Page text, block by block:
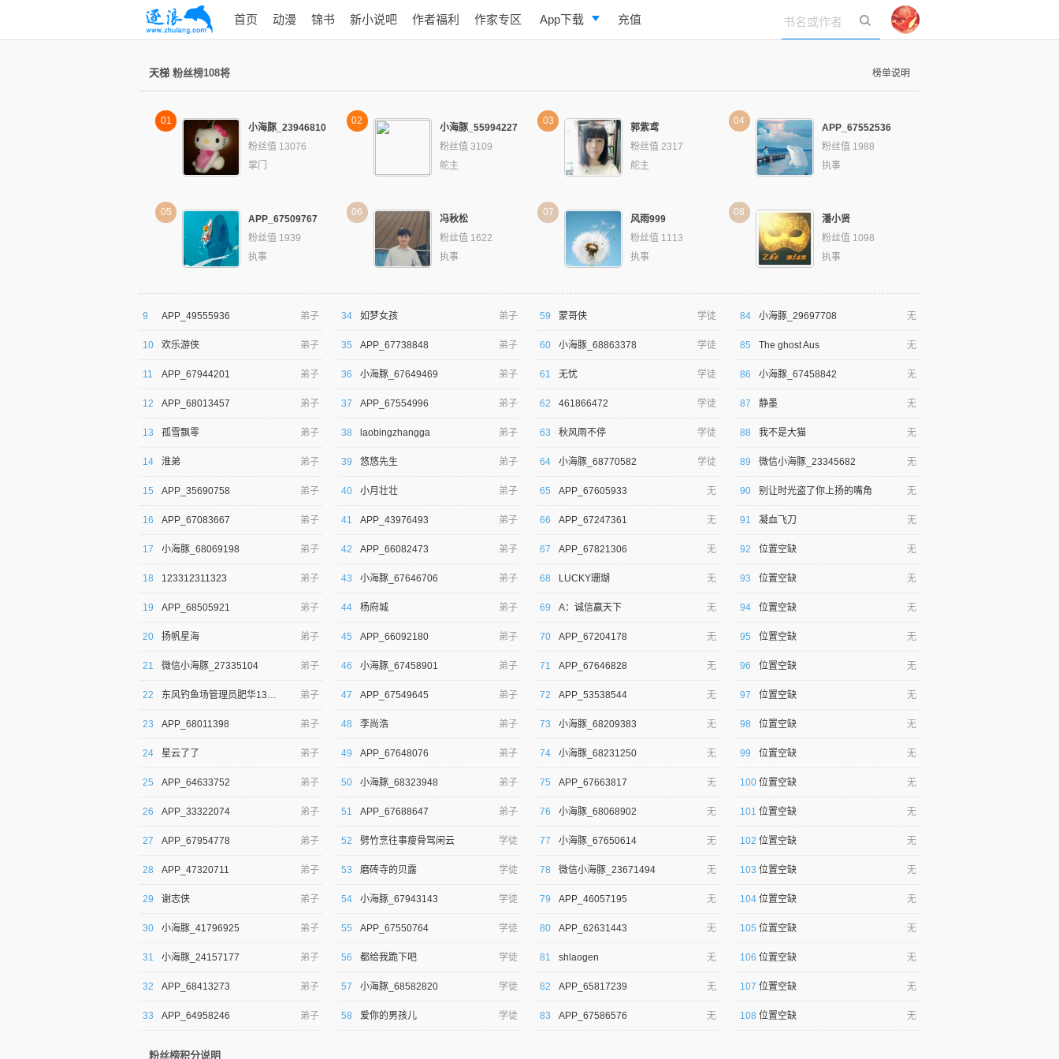
首页 动漫 锦书 新小说吧 作者福利 作家专区 App下载 充值
天梯 粉丝榜108将 榜单说明
01
小海豚_23946810
粉丝值 13076
掌门
02
小海豚_55994227
粉丝值 3109
舵主
03
郭紫鸢
粉丝值 2317
舵主
04
APP_67552536
粉丝值 1988
执事
05
APP_67509767
粉丝值 1939
执事
06
冯秋松
粉丝值 1622
执事
07
风雨999
粉丝值 1113
执事
08
潘小贤
粉丝值 1098
执事
9 APP_49555936 弟子
10 欢乐游侠 弟子
11 APP_67944201 弟子
12 APP_68013457 弟子
13 孤雪飘零 弟子
14 淮弟 弟子
15 APP_35690758 弟子
16 APP_67083667 弟子
17 小海豚_68069198 弟子
18 123312311323 弟子
19 APP_68505921 弟子
20 扬帆星海 弟子
21 微信小海豚_27335104 弟子
22 东风钓鱼场管理员肥华13826737779 弟子
23 APP_68011398 弟子
24 星云了了 弟子
25 APP_64633752 弟子
26 APP_33322074 弟子
27 APP_67954778 弟子
28 APP_47320711 弟子
29 谢志侠 弟子
30 小海豚_41796925 弟子
31 小海豚_24157177 弟子
32 APP_68413273 弟子
33 APP_64958246 弟子
34 如梦女孩 弟子
35 APP_67738848 弟子
36 小海豚_67649469 弟子
37 APP_67554996 弟子
38 laobingzhangga 弟子
39 悠悠先生 弟子
40 小月壮壮 弟子
41 APP_43976493 弟子
42 APP_66082473 弟子
43 小海豚_67646706 弟子
44 杨府城 弟子
45 APP_66092180 弟子
46 小海豚_67458901 弟子
47 APP_67549645 弟子
48 李尚浩 弟子
49 APP_67648076 弟子
50 小海豚_68323948 弟子
51 APP_67688647 弟子
52 劈竹烹往事瘦骨驾闲云 学徒
53 磨砖寺的贝露 学徒
54 小海豚_67943143 学徒
55 APP_67550764 学徒
56 都给我跪下吧 学徒
57 小海豚_68582820 学徒
58 爱你的男孩儿 学徒
59 蒙哥侠 学徒
60 小海豚_68863378 学徒
61 无忧 学徒
62 461866472 学徒
63 秋风雨不停 学徒
64 小海豚_68770582 学徒
65 APP_67605933 无
66 APP_67247361 无
67 APP_67821306 无
68 LUCKY珊瑚 无
69 A：诚信赢天下 无
70 APP_67204178 无
71 APP_67646828 无
72 APP_53538544 无
73 小海豚_68209383 无
74 小海豚_68231250 无
75 APP_67663817 无
76 小海豚_68068902 无
77 小海豚_67650614 无
78 微信小海豚_23671494 无
79 APP_46057195 无
80 APP_62631443 无
81 shlaogen 无
82 APP_65817239 无
83 APP_67586576 无
84 小海豚_29697708 无
85 The ghost Aus 无
86 小海豚_67458842 无
87 静墨 无
88 我不是大猫 无
89 微信小海豚_23345682 无
90 别让时光盗了你上扬的嘴角 无
91 凝血飞刀 无
92 位置空缺 无
93 位置空缺 无
94 位置空缺 无
95 位置空缺 无
96 位置空缺 无
97 位置空缺 无
98 位置空缺 无
99 位置空缺 无
100 位置空缺 无
101 位置空缺 无
102 位置空缺 无
103 位置空缺 无
104 位置空缺 无
105 位置空缺 无
106 位置空缺 无
107 位置空缺 无
108 位置空缺 无
粉丝榜积分说明